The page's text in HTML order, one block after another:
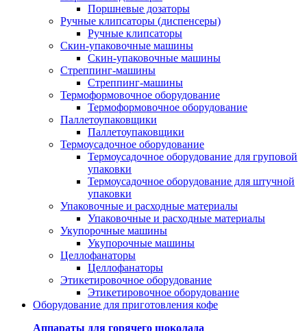
Поршневые дозаторы
Ручные клипсаторы (диспенсеры)
Ручные клипсаторы
Скин-упаковочные машины
Скин-упаковочные машины
Стреппинг-машины
Стреппинг-машины
Термоформовочное оборудование
Термоформовочное оборудование
Паллетоупаковщики
Паллетоупаковщики
Термоусадочное оборудование
Термоусадочное оборудование для груповой
упаковки
Термоусадочное оборудование для штучной
упаковки
Упаковочные и расходные материалы
Упаковочные и расходные материалы
Укупорочные машины
Укупорочные машины
Целлофанаторы
Целлофанаторы
Этикетировочное оборудование
Этикетировочное оборудование
Оборудование для приготовления кофе
Аппараты для горячего шоколада